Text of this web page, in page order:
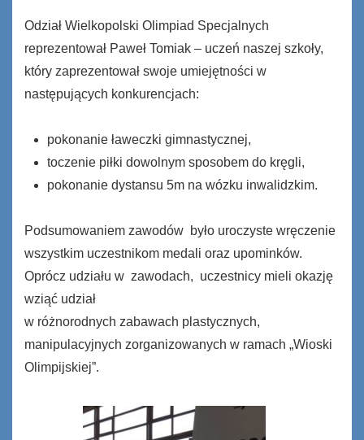
Odział Wielkopolski Olimpiad Specjalnych
reprezentował Paweł Tomiak – uczeń naszej szkoły,
który zaprezentował swoje umiejętności w
następujących konkurencjach:
pokonanie ławeczki gimnastycznej,
toczenie piłki dowolnym sposobem do kręgli,
pokonanie dystansu 5m na wózku inwalidzkim.
Podsumowaniem zawodów było uroczyste wręczenie
wszystkim uczestnikom medali oraz upominków.
Oprócz udziału w zawodach, uczestnicy mieli okazję
wziąć udział
w różnorodnych zabawach plastycznych,
manipulacyjnych zorganizowanych w ramach „Wioski
Olimpijskiej”.